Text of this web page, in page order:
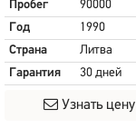
Пробег
90000
Год
1990
Страна
Литва
Гарантия
30 дней
Узнать цену